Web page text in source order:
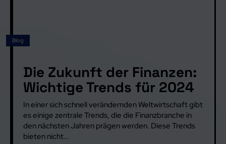
Blog
Die Zukunft der Finanzen:
Wichtige Trends für 2024
In einer sich schnell verändernden Weltwirtschaft gibt
es einige zentrale Trends, die die Finanzbranche in
den nächsten Jahren prägen werden. Diese Trends
bieten nicht...